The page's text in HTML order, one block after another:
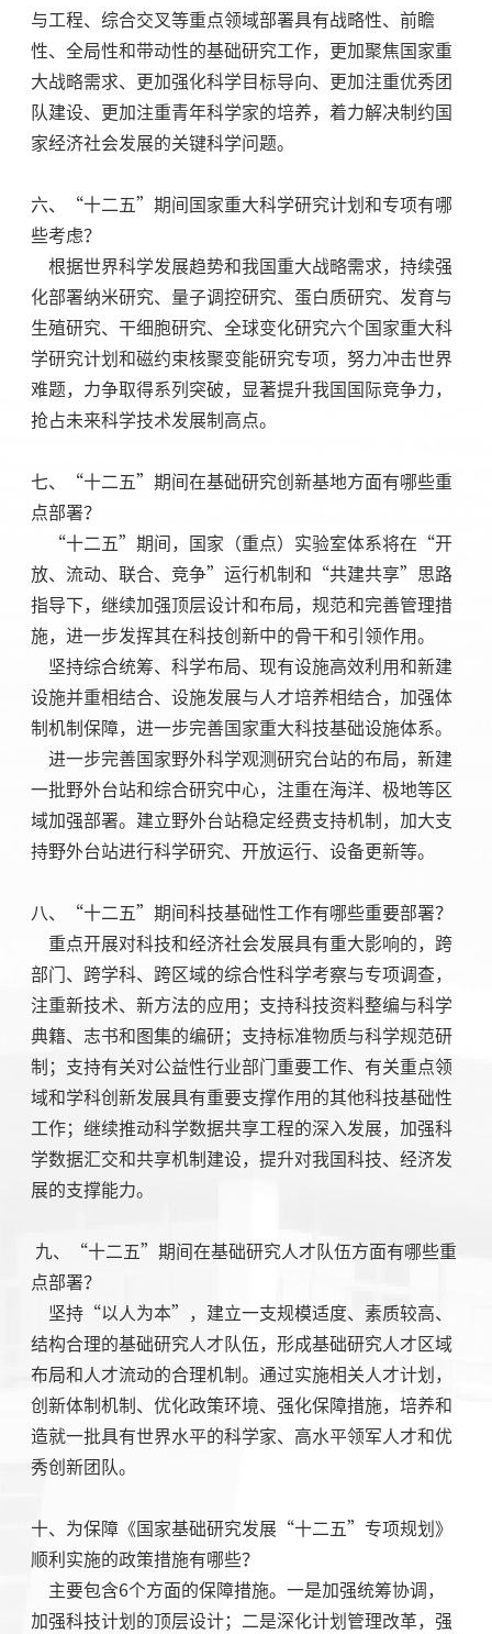
与工程、综合交叉等重点领域部署具有战略性、前瞻
性、全局性和带动性的基础研究工作，更加聚焦国家重
大战略需求、更加强化科学目标导向、更加注重优秀团
队建设、更加注重青年科学家的培养，着力解决制约国
家经济社会发展的关键科学问题。
六、“十二五”期间国家重大科学研究计划和专项有哪
些考虑？
根据世界科学发展趋势和我国重大战略需求，持续强
化部署纳米研究、量子调控研究、蛋白质研究、发育与
生殖研究、干细胞研究、全球变化研究六个国家重大科
学研究计划和磁约束核聚变能研究专项，努力冲击世界
难题，力争取得系列突破，显著提升我国国际竞争力，
抢占未来科学技术发展制高点。
七、“十二五”期间在基础研究创新基地方面有哪些重
点部署？
“十二五”期间，国家（重点）实验室体系将在“开
放、流动、联合、竞争”运行机制和“共建共享”思路
指导下，继续加强顶层设计和布局，规范和完善管理措
施，进一步发挥其在科技创新中的骨干和引领作用。
坚持综合统筹、科学布局、现有设施高效利用和新建
设施并重相结合、设施发展与人才培养相结合，加强体
制机制保障，进一步完善国家重大科技基础设施体系。
进一步完善国家野外科学观测研究台站的布局，新建
一批野外台站和综合研究中心，注重在海洋、极地等区
域加强部署。建立野外台站稳定经费支持机制，加大支
持野外台站进行科学研究、开放运行、设备更新等。
八、“十二五”期间科技基础性工作有哪些重要部署？
重点开展对科技和经济社会发展具有重大影响的，跨
部门、跨学科、跨区域的综合性科学考察与专项调查，
注重新技术、新方法的应用；支持科技资料整编与科学
典籍、志书和图集的编研；支持标准物质与科学规范研
制；支持有关对公益性行业部门重要工作、有关重点领
域和学科创新发展具有重要支撑作用的其他科技基础性
工作；继续推动科学数据共享工程的深入发展，加强科
学数据汇交和共享机制建设，提升对我国科技、经济发
展的支撑能力。
九、“十二五”期间在基础研究人才队伍方面有哪些重
点部署？
坚持“以人为本”，建立一支规模适度、素质较高、
结构合理的基础研究人才队伍，形成基础研究人才区域
布局和人才流动的合理机制。通过实施相关人才计划，
创新体制机制、优化政策环境、强化保障措施，培养和
造就一批具有世界水平的科学家、高水平领军人才和优
秀创新团队。
十、为保障《国家基础研究发展“十二五”专项规划》
顺利实施的政策措施有哪些？
主要包含6个方面的保障措施。一是加强统筹协调，
加强科技计划的顶层设计；二是深化计划管理改革，强